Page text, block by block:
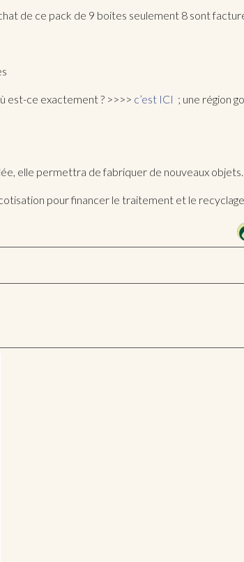
de ce pack de 9 boites seulement 8 sont
est-ce exactement ? >>>> c’est ICI ; une région
elle permettra de fabriquer de nouveaux objets.
pour financer le traitement et le